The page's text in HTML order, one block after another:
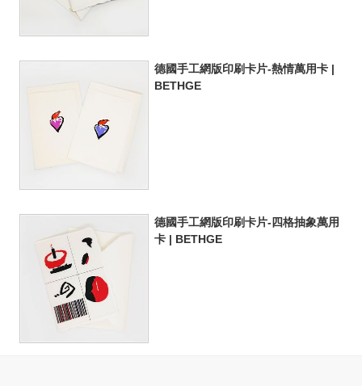
德國手工網版印刷卡片-熱情萬用卡 |
BETHGE
德國手工網版印刷卡片-四格抽象萬用
卡 | BETHGE